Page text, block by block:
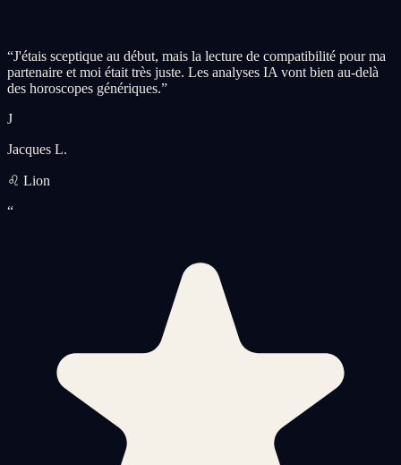
“J'étais sceptique au début, mais la lecture de compatibilité pour ma
partenaire et moi était très juste. Les analyses IA vont bien au-delà
des horoscopes génériques.”
J
Jacques L.
♌ Lion
“